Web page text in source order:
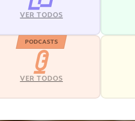
VER TODOS
PODCASTS
VER TODOS